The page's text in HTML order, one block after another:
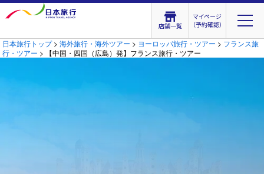
店舗一覧
マイページ
（予約確認）
日本旅行トップ>海外旅行・海外ツアー > ヨーロッパ旅行・ツアー > フランス旅
行・ツアー > 【中国・四国（広島）発】フランス旅行・ツアー